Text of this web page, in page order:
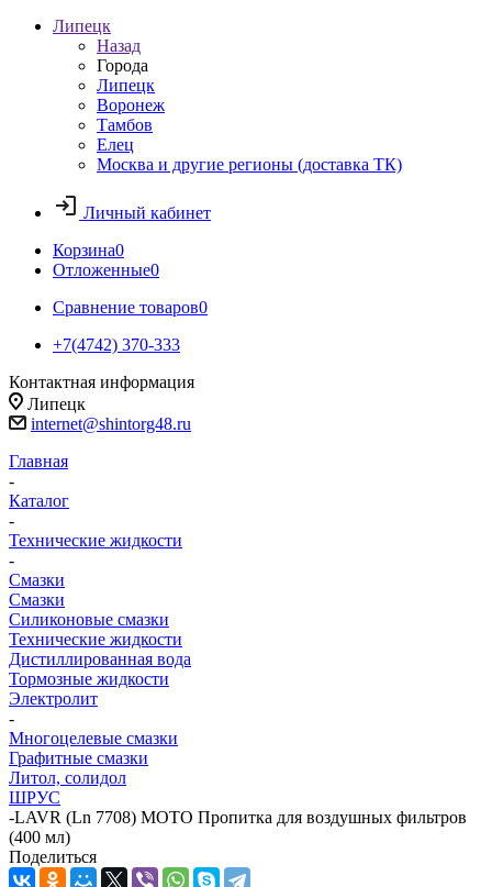
Липецк
Назад
Города
Липецк
Воронеж
Тамбов
Елец
Москва и другие регионы (доставка ТК)
Личный кабинет
Корзина0
Отложенные0
Сравнение товаров0
+7(4742) 370-333
Контактная информация
Липецк
internet@shintorg48.ru
Главная
-
Каталог
-
Технические жидкости
-
Смазки
Смазки
Силиконовые смазки
Технические жидкости
Дистиллированная вода
Тормозные жидкости
Электролит
-
Многоцелевые смазки
Графитные смазки
Литол, солидол
ШРУС
-LAVR (Ln 7708) МОТО Пропитка для воздушных фильтров
(400 мл)
Поделиться